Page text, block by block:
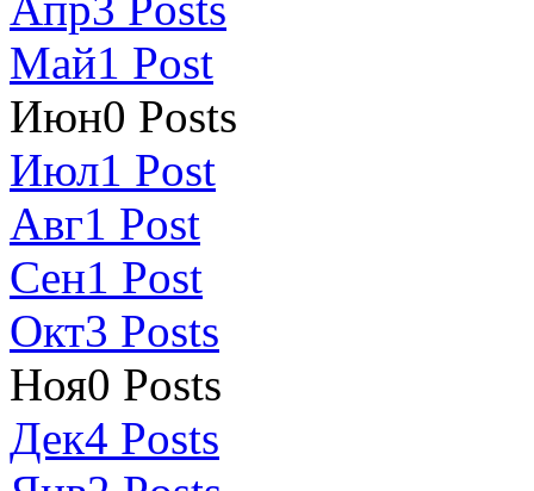
Май1 Post
Июн0 Posts
Июл1 Post
Авг1 Post
Сен1 Post
Окт3 Posts
Ноя0 Posts
Дек4 Posts